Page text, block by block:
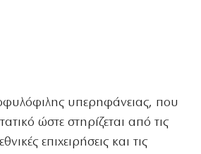
υπερηφάνειας, που
ώστε στηρίζεται από τις
επιχειρήσεις και τις